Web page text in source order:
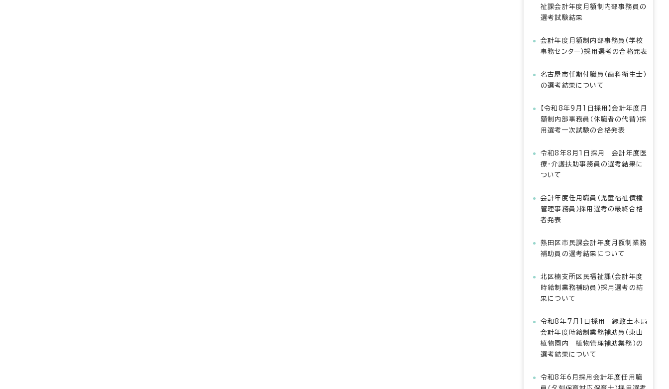
祉課会計年度月額制内部事務員の
選考試験結果
会計年度月額制内部事務員（学校
事務センター）採用選考の合格発表
名古屋市任期付職員（歯科衛生士）
の選考結果について
【令和8年9月1日採用】会計年度月
額制内部事務員（休職者の代替）採
用選考一次試験の合格発表
令和8年8月1日採用 会計年度医
療・介護扶助事務員の選考結果に
ついて
会計年度任用職員（児童福祉債権
管理事務員）採用選考の最終合格
者発表
熱田区市民課会計年度月額制業務
補助員の選考結果について
北区楠支所区民福祉課（会計年度
時給制業務補助員）採用選考の結
果について
令和8年7月1日採用 緑政土木局
会計年度時給制業務補助員（東山
植物園内 植物管理補助業務）の
選考結果について
令和8年6月採用会計年度任用職